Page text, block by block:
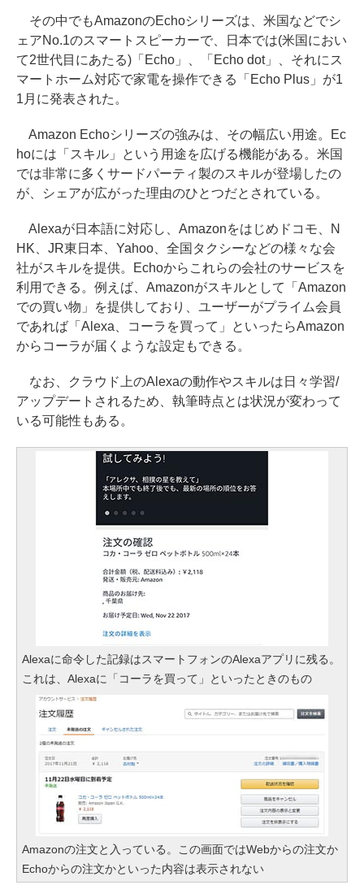
その中でもAmazonのEchoシリーズは、米国などでシ
ェアNo.1のスマートスピーカーで、日本では(米国におい
て2世代目にあたる)「Echo」、「Echo dot」、それにス
マートホーム対応で家電を操作できる「Echo Plus」が1
1月に発表された。
Amazon Echoシリーズの強みは、その幅広い用途。Ec
hoには「スキル」という用途を広げる機能がある。米国
では非常に多くサードパーティ製のスキルが登場したの
が、シェアが広がった理由のひとつだとされている。
Alexaが日本語に対応し、Amazonをはじめドコモ、N
HK、JR東日本、Yahoo、全国タクシーなどの様々な会
社がスキルを提供。Echoからこれらの会社のサービスを
利用できる。例えば、Amazonがスキルとして「Amazon
での買い物」を提供しており、ユーザーがプライム会員
であれば「Alexa、コーラを買って」といったらAmazon
からコーラが届くような設定もできる。
なお、クラウド上のAlexaの動作やスキルは日々学習/
アップデートされるため、執筆時点とは状況が変わって
いる可能性もある。
Alexaに命令した記録はスマートフォンのAlexaアプリに残る。
これは、Alexaに「コーラを買って」といったときのもの
Amazonの注文と入っている。この画面ではWebからの注文か
Echoからの注文かといった内容は表示されない